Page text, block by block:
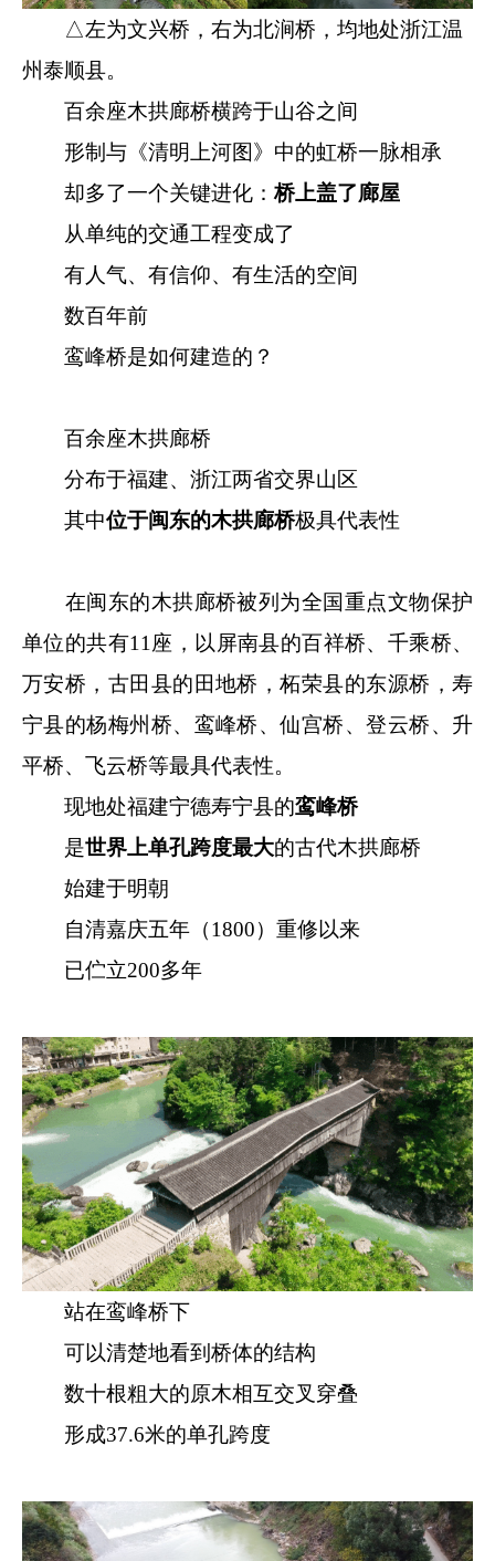
△左为文兴桥，右为北涧桥，均地处浙江温
州泰顺县。
百余座木拱廊桥横跨于山谷之间
形制与《清明上河图》中的虹桥一脉相承
却多了一个关键进化：桥上盖了廊屋
从单纯的交通工程变成了
有人气、有信仰、有生活的空间
数百年前
鸾峰桥是如何建造的？
百余座木拱廊桥
分布于福建、浙江两省交界山区
其中位于闽东的木拱廊桥极具代表性
在闽东的木拱廊桥被列为全国重点文物保护
单位的共有11座，以屏南县的百祥桥、千乘桥、
万安桥，古田县的田地桥，柘荣县的东源桥，寿
宁县的杨梅州桥、鸾峰桥、仙宫桥、登云桥、升
平桥、飞云桥等最具代表性。
现地处福建宁德寿宁县的鸾峰桥
是世界上单孔跨度最大的古代木拱廊桥
始建于明朝
自清嘉庆五年（1800）重修以来
已伫立200多年
站在鸾峰桥下
可以清楚地看到桥体的结构
数十根粗大的原木相互交叉穿叠
形成37.6米的单孔跨度